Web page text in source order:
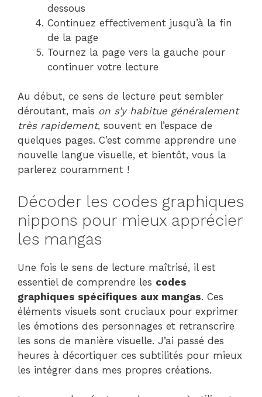
dessous
Continuez effectivement jusqu’à la fin
de la page
Tournez la page vers la gauche pour
continuer votre lecture
Au début, ce sens de lecture peut sembler
déroutant, mais on s’y habitue généralement
très rapidement, souvent en l’espace de
quelques pages. C’est comme apprendre une
nouvelle langue visuelle, et bientôt, vous la
parlerez couramment !
Décoder les codes graphiques
nippons pour mieux apprécier
les mangas
Une fois le sens de lecture maîtrisé, il est
essentiel de comprendre les codes
graphiques spécifiques aux mangas. Ces
éléments visuels sont cruciaux pour exprimer
les émotions des personnages et retranscrire
les sons de manière visuelle. J’ai passé des
heures à décortiquer ces subtilités pour mieux
les intégrer dans mes propres créations.